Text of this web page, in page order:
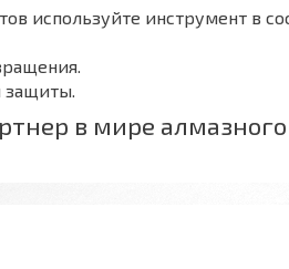
используйте инструмент в
защиты.
в мире